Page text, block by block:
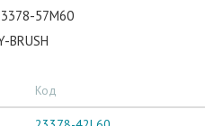
57M60
BRUSH
Код